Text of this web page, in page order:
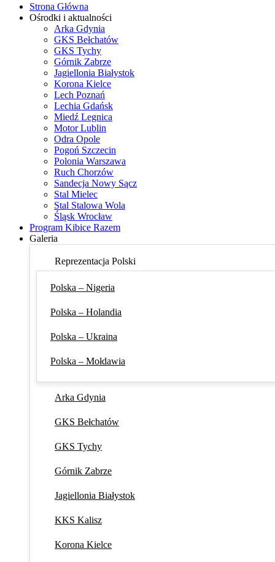
Strona Główna
Ośrodki i aktualności
Arka Gdynia
GKS Bełchatów
GKS Tychy
Górnik Zabrze
Jagiellonia Białystok
Korona Kielce
Lech Poznań
Lechia Gdańsk
Miedź Legnica
Motor Lublin
Odra Opole
Pogoń Szczecin
Polonia Warszawa
Ruch Chorzów
Sandecja Nowy Sącz
Stal Mielec
Stal Stalowa Wola
Śląsk Wrocław
Program Kibice Razem
Galeria
Reprezentacja Polski
Polska – Nigeria
Polska – Holandia
Polska – Ukraina
Polska – Mołdawia
Arka Gdynia
GKS Bełchatów
GKS Tychy
Górnik Zabrze
Jagiellonia Białystok
KKS Kalisz
Korona Kielce